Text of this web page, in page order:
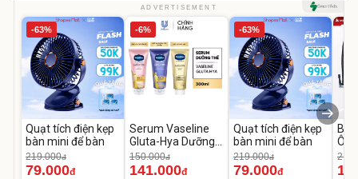
ADVERTISEMENT
-63%
Quạt tích điện kẹp
bàn mini để bàn
219.000đ
79.000đ
-6%
Serum Vaseline
Gluta-Hya Dưỡng
Da Sáng Mịn Sau 7
Ngày
150.000đ
141.000đ
-63%
Quạt tích điện kẹp
bàn mini để bàn
219.000đ
79.000đ
Ô